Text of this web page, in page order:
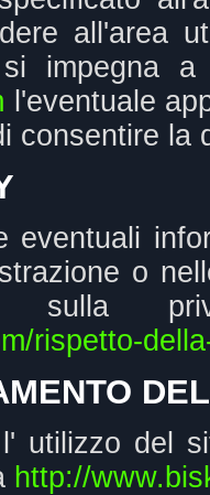
all'area
impegna a
l'eventuale
consentire la
eventuali
o
sulla
rispetto-
utilizzo del
http://